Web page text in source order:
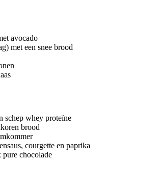
avocado
met een snee brood
schep whey proteïne
brood
courgette en paprika
pure chocolade